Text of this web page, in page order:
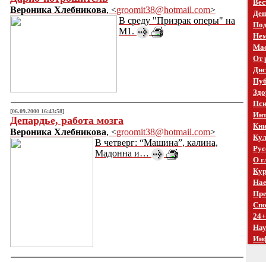
Вероника Хлебникова, <groomit38@hotmail.com>
В среду "Призрак оперы" на
М1.
[06.09.2000 16:43:58]
Депардье, работа мозга
Вероника Хлебникова, <groomit38@hotmail.com>
В четверг: “Машина”, калина,
Мадонна и…
От
О